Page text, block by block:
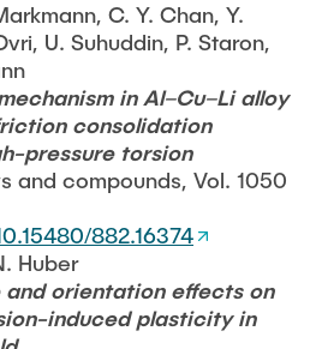
C. Y. Chan, Y.
U. Suhuddin, P. Staron,
in Al–Cu–Li alloy
consolidation
pressure torsion
and compounds, Vol. 1050
882.16374
Huber
orientation effects on
induced plasticity in